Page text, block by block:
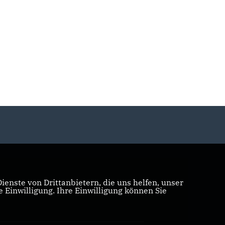
von Drittanbietern, die uns helfen, unser
Einwilligung. Ihre Einwilligung können Sie